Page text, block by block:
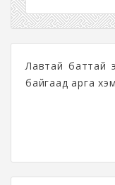
Лавтай баттай
байгаад арга